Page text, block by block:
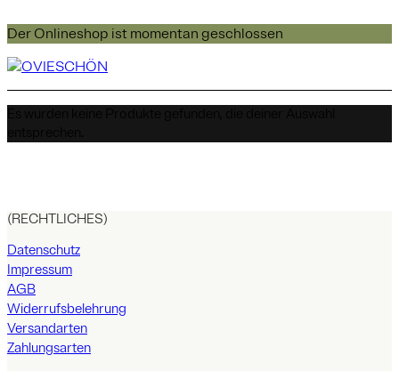
Der Onlineshop ist momentan geschlossen
(RECHTLICHES)
Datenschutz
Impressum
AGB
Widerrufsbelehrung
Versandarten
Zahlungsarten